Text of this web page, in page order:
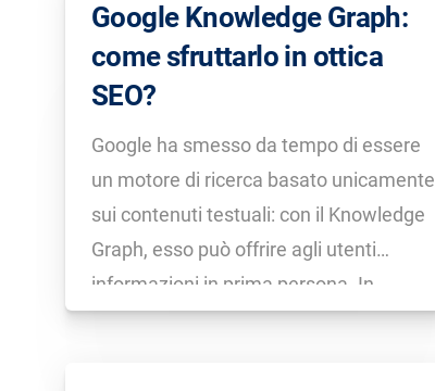
Google Knowledge Graph:
come sfruttarlo in ottica
SEO?
Google ha smesso da tempo di essere
un motore di ricerca basato unicamente
sui contenuti testuali: con il Knowledge
Graph, esso può offrire agli utenti
informazioni in prima persona. In
questo tutorial ti spiegheremo come il